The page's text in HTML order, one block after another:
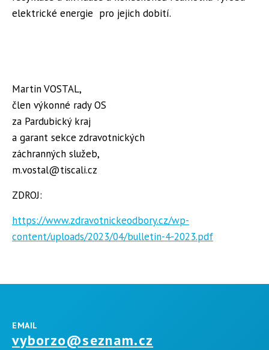
elektrické energie pro jejich dobití.
Martin VOSTAL,
člen výkonné rady OS
za Pardubický kraj
a garant sekce zdravotnických
záchranných služeb,
m.vostal@tiscali.cz
ZDROJ:
https://www.zdravotnickeodbory.cz/wp-
content/uploads/2023/04/bulletin-4-2023.pdf
EMAIL
vyborzo@seznam.cz